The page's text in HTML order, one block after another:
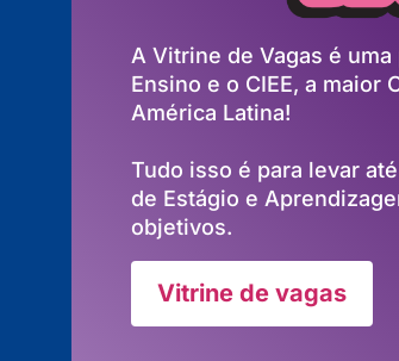
A Vitrine de Vagas é
Ensino e o CIEE, a maior
América Latina!
Tudo isso é para levar
de Estágio e
objetivos.
Vitrine de vagas